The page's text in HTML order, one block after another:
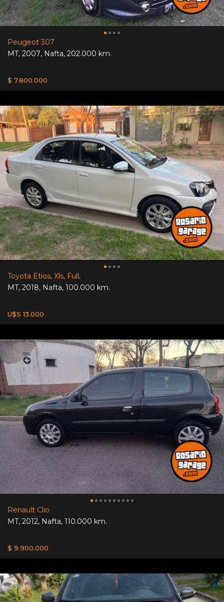
Peugeot 307
MT, 2007, Nafta, 202.000 km.
$ 7.800.000
Toyota Etios, Xls, Full,
MT, 2018, Nafta, 100.000 km.
U$S 13.000
Renault Clio
MT, 2012, Nafta, 110.000 km.
$ 9.900.000